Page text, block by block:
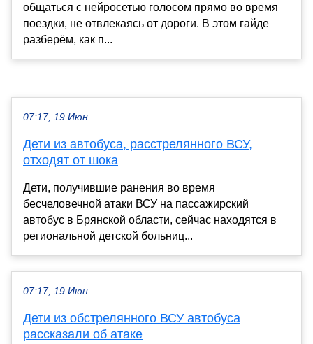
общаться с нейросетью голосом прямо во время
поездки, не отвлекаясь от дороги. В этом гайде
разберём, как п...
07:17, 19 Июн
Дети из автобуса, расстрелянного ВСУ,
отходят от шока
Дети, получившие ранения во время
бесчеловечной атаки ВСУ на пассажирский
автобус в Брянской области, сейчас находятся в
региональной детской больниц...
07:17, 19 Июн
Дети из обстрелянного ВСУ автобуса
рассказали об атаке